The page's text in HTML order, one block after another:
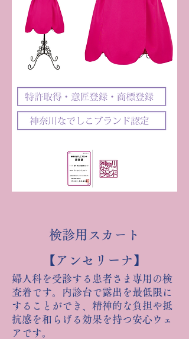
検診用スカート
【アンセリーナ】
婦人科を受診する患者さま専用の検
査着です。内診台で露出を最低限に
することができ、精神的な負担や抵
抗感を和らげる効果を持つ安心ウェ
アです。